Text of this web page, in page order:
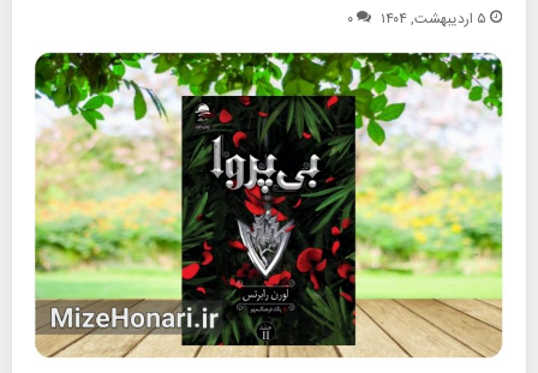
۵ اردیبهشت, ۱۴۰۴ ۰